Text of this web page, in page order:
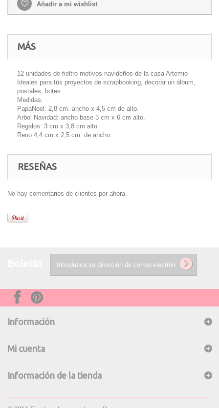
Añadir a mi wishlist
MÁS
12 unidades de fieltro motivos navideños de la casa Artemio
Ideales para tús proyectos de scrapbooking, decorar un álbum,
postales, botes...
Medidas:
PapaNoel: 2,8 cm. ancho x 4,5 cm de alto.
Ärbol Navidad: ancho base 3 cm x 6 cm alto.
Regalos: 3 cm x 3,8 cm alto.
Reno 4,4 cm x 2,5 cm. de ancho.
RESEÑAS
No hay comentarios de clientes por ahora.
Información
Mi cuenta
Información de la tienda